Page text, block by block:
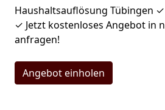
Haushaltsauflösung Tübingen
✓ Jetzt kostenloses Angebot in
anfragen!
Angebot einholen